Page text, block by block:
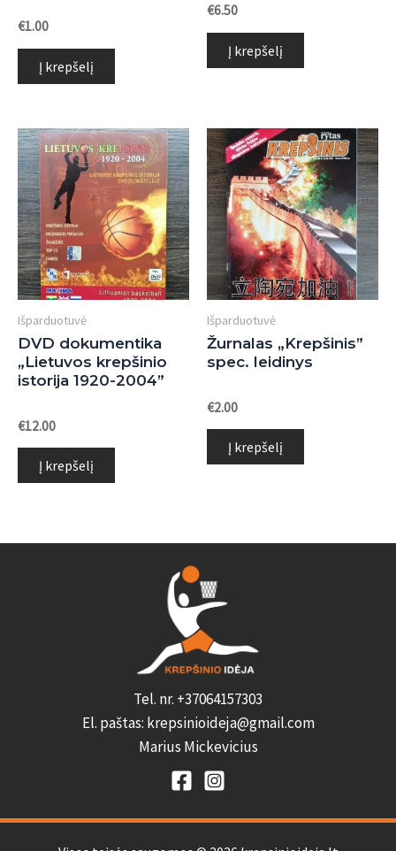
Įvertinimas:
iš
€1.00
Į krepšelį
Įvertinimas:
iš
€6.50
Į krepšelį
Išparduotuvė
DVD dokumentika
„Lietuvos krepšinio
istorija 1920-2004”
Įvertinimas:
0
iš
€12.00
Į krepšelį
Išparduotuvė
Žurnalas „Krepšinis”
spec. leidinys
Įvertinimas:
0
iš
€2.00
Į krepšelį
Tel. nr. +37064157303
El. paštas: krepsinioideja@gmail.com
Marius Mickevicius